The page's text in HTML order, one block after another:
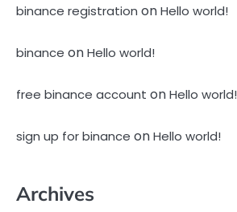
binance registration onHello world!
binance onHello world!
free binance account onHello world!
sign up for binance onHello world!
Archives